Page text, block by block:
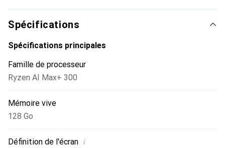
Spécifications
Spécifications principales
Famille de processeur
Ryzen AI Max+ 300
Mémoire vive
128 Go
Définition de l'écran i